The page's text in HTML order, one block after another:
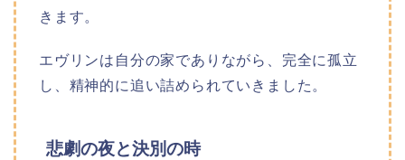
きます。
エヴリンは自分の家でありながら、完全に孤立
し、精神的に追い詰められていきました。
悲劇の夜と決別の時